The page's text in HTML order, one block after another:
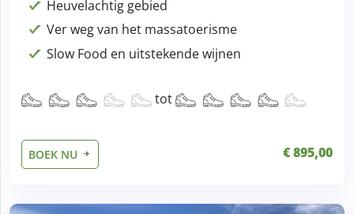
Heuvelachtig gebied
Ver weg van het massatoerisme
Slow Food en uitstekende wijnen
tot
BOEK NU € 895,00